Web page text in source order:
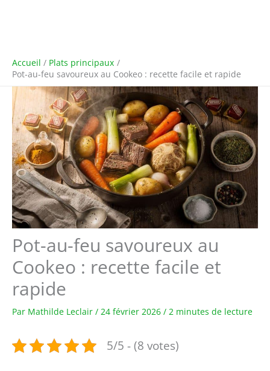
Accueil
Plats principaux
Pot-au-feu savoureux au Cookeo : recette facile et rapide
Pot-au-feu savoureux au
Cookeo : recette facile et
rapide
Par Mathilde Leclair / 24 février 2026 / 2 minutes de lecture
5/5 - (8 votes)